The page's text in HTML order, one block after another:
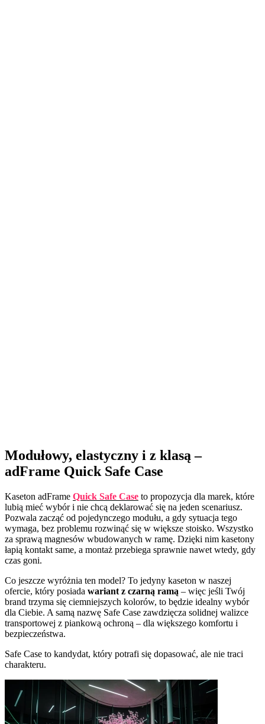
Modułowy, elastyczny i z klasą –
adFrame Quick Safe Case
Kaseton adFrame Quick Safe Case to propozycja dla marek, które
lubią mieć wybór i nie chcą deklarować się na jeden scenariusz.
Pozwala zacząć od pojedynczego modułu, a gdy sytuacja tego
wymaga, bez problemu rozwinąć się w większe stoisko. Wszystko
za sprawą magnesów wbudowanych w ramę. Dzięki nim kasetony
łapią kontakt same, a montaż przebiega sprawnie nawet wtedy, gdy
czas goni.
Co jeszcze wyróżnia ten model? To jedyny kaseton w naszej
ofercie, który posiada wariant z czarną ramą – więc jeśli Twój
brand trzyma się ciemniejszych kolorów, to będzie idealny wybór
dla Ciebie. A samą nazwę Safe Case zawdzięcza solidnej walizce
transportowej z piankową ochroną – dla większego komfortu i
bezpieczeństwa.
Safe Case to kandydat, który potrafi się dopasować, ale nie traci
charakteru.